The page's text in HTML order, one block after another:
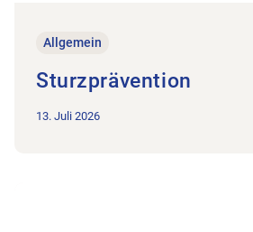
Allgemein
Sturzprävention
13. Juli 2026